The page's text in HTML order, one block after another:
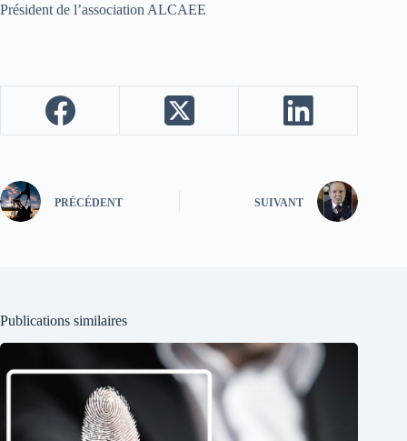
Président de l’association ALCAEE
PRÉCÉDENT SUIVANT
Publications similaires